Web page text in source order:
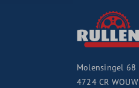
Molensingel 68
4724 CR WOUW